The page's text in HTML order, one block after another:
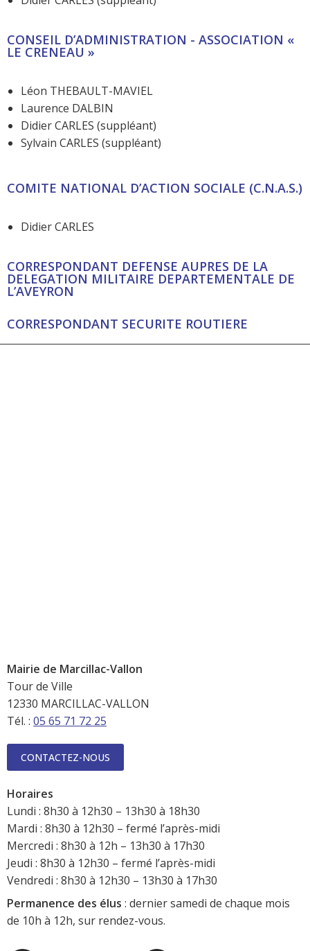
CONSEIL D’ADMINISTRATION - ASSOCIATION «
LE CRENEAU »
Léon THEBAULT-MAVIEL
Laurence DALBIN
Didier CARLES (suppléant)
Sylvain CARLES (suppléant)
COMITE NATIONAL D’ACTION SOCIALE (C.N.A.S.)
Didier CARLES
CORRESPONDANT DEFENSE AUPRES DE LA
DELEGATION MILITAIRE DEPARTEMENTALE DE
L’AVEYRON
CORRESPONDANT SECURITE ROUTIERE
Mairie de Marcillac-Vallon
Tour de Ville
12330 MARCILLAC-VALLON
Tél. : 05 65 71 72 25
CONTACTEZ-NOUS
Horaires
Lundi : 8h30 à 12h30 – 13h30 à 18h30
Mardi : 8h30 à 12h30 – fermé l’après-midi
Mercredi : 8h30 à 12h – 13h30 à 17h30
Jeudi : 8h30 à 12h30 – fermé l’après-midi
Vendredi : 8h30 à 12h30 – 13h30 à 17h30
Permanence des élus : dernier samedi de chaque mois
de 10h à 12h, sur rendez-vous.